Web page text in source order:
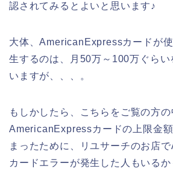
認されてみるとよいと思います♪
大体、AmericanExpressカードが
生するのは、月50万～100万ぐらい
いますが、、、。
もしかしたら、こちらをご覧の方の
AmericanExpressカードの上限金
まったために、リユサーチのお店
カードエラーが発生した人もいる